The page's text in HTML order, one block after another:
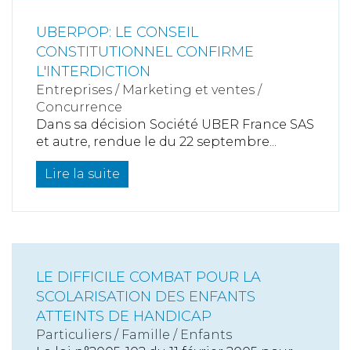
UBERPOP: LE CONSEIL
CONSTITUTIONNEL CONFIRME
L'INTERDICTION
Entreprises / Marketing et ventes /
Concurrence
Dans sa décision Société UBER France SAS
et autre, rendue le du 22 septembre...
Lire la suite
LE DIFFICILE COMBAT POUR LA
SCOLARISATION DES ENFANTS
ATTEINTS DE HANDICAP
Particuliers / Famille / Enfants